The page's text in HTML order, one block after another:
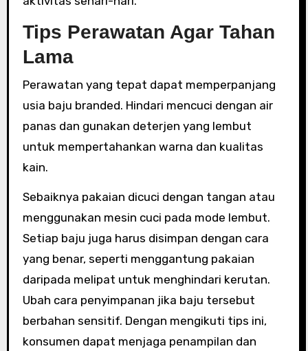
Tips Perawatan Agar Tahan
Lama
Perawatan yang tepat dapat memperpanjang
usia baju branded. Hindari mencuci dengan air
panas dan gunakan deterjen yang lembut
untuk mempertahankan warna dan kualitas
kain.
Sebaiknya pakaian dicuci dengan tangan atau
menggunakan mesin cuci pada mode lembut.
Setiap baju juga harus disimpan dengan cara
yang benar, seperti menggantung pakaian
daripada melipat untuk menghindari kerutan.
Ubah cara penyimpanan jika baju tersebut
berbahan sensitif. Dengan mengikuti tips ini,
konsumen dapat menjaga penampilan dan